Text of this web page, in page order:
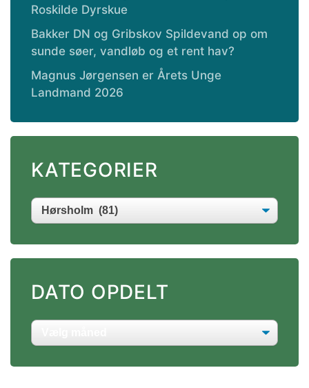
Roskilde Dyrskue
Bakker DN og Gribskov Spildevand op om
sunde søer, vandløb og et rent hav?
Magnus Jørgensen er Årets Unge
Landmand 2026
KATEGORIER
DATO OPDELT